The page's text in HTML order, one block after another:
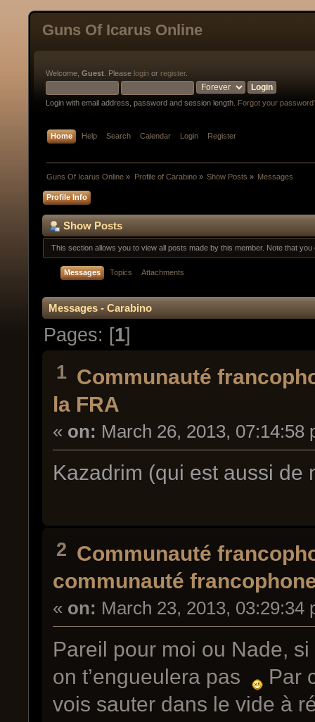
Guns Of Icarus Online
Welcome, Guest . Please login or register.
Login with email address, password and session length. Forgot your
Home Help Search Calendar Login Register
Guns Of Icarus Online » Profile of Carabino» Show Posts » Messages
Profile Info
Show Posts
This section allows you to view all posts made by this member. Note that
Messages Topics Attachments
Messages - Carabino
Pages: [1]
1 Communauté
la FRA
« on: March 26, 2013, 07:14:58
Kazadrim (qui est aussi
2 Communauté
communauté
« on: March 23, 2013, 03:29:34
Pareil pour moi ou Nade,
on t’engueulera pas
Par
vois sauter dans le vide à